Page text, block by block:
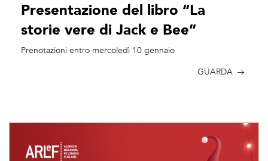
Presentazione del libro “La
storie vere di Jack e Bee”
Prenotazioni entro mercoledì 10 gennaio
GUARDA